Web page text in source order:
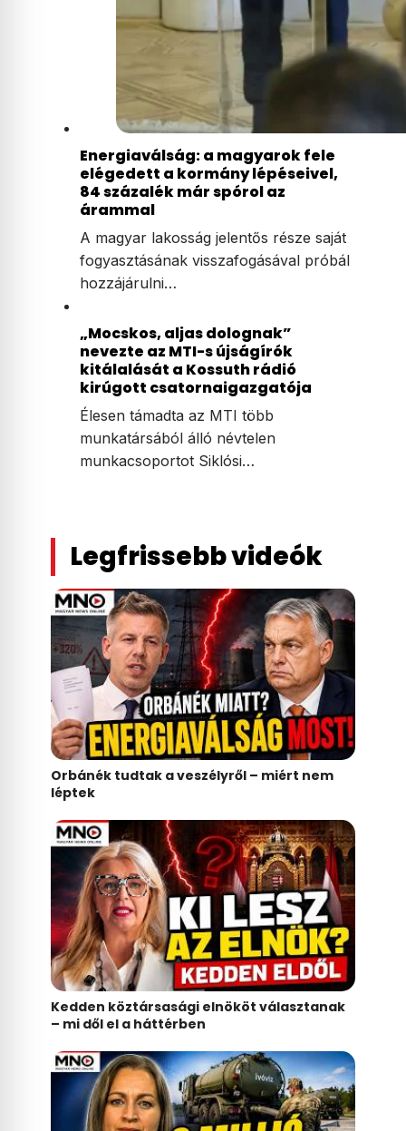
Energiaválság: a magyarok fele
elégedett a kormány lépéseivel,
84 százalék már spórol az
árammal
A magyar lakosság jelentős része saját
fogyasztásának visszafogásával próbál
hozzájárulni…
„Mocskos, aljas dolognak”
nevezte az MTI-s újságírók
kitálalását a Kossuth rádió
kirúgott csatornaigazgatója
Élesen támadta az MTI több
munkatársából álló névtelen
munkacsoportot Siklósi…
Legfrissebb videók
Orbánék tudtak a veszélyről – miért nem
léptek
Kedden köztársasági elnököt választanak
– mi dől el a háttérben